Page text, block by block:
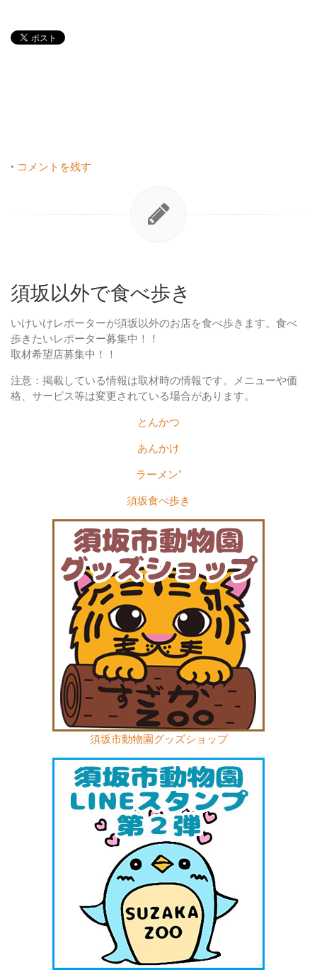
• コメントを残す
須坂以外で食べ歩き
いけいけレポーターが須坂以外のお店を食べ歩きます。食べ
歩きたいレポーター募集中！！
取材希望店募集中！！
注意：掲載している情報は取材時の情報です。メニューや価
格、サービス等は変更されている場合があります。
とんかつ
あんかけ
ラーメン"
須坂食べ歩き
須坂市動物園グッズショップ